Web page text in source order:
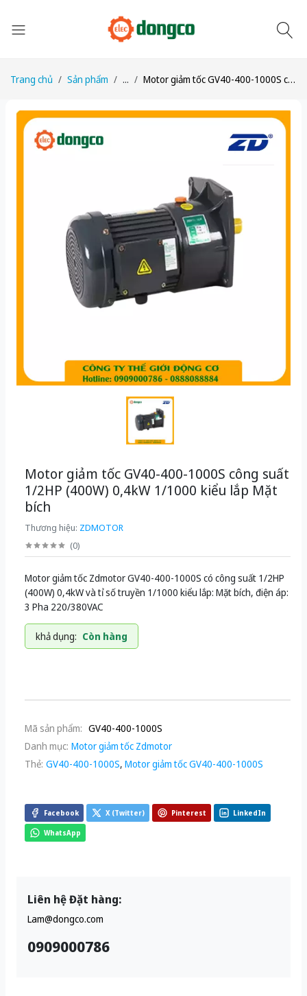
Trang chủ Sản phẩm ... Motor giảm tốc GV40-400-1000S công suất 1/2HP (400W) 0,4kW 1/1000 kiểu lắp Mặt bích
Motor giảm tốc GV40-400-1000S công suất
1/2HP (400W) 0,4kW 1/1000 kiểu lắp Mặt
bích
Thương hiệu: ZDMOTOR
(0)
Motor giảm tốc Zdmotor GV40-400-1000S có công suất 1/2HP
(400W) 0,4kW và tỉ số truyền 1/1000 kiểu lắp: Mặt bích, điện áp:
3 Pha 220/380VAC
khả dụng: Còn hàng
Mã sản phẩm: GV40-400-1000S
Danh mục: Motor giảm tốc Zdmotor
Thẻ: GV40-400-1000S, Motor giảm tốc GV40-400-1000S
Facebook X (Twitter) Pinterest LinkedIn
WhatsApp
Liên hệ Đặt hàng:
Lam@dongco.com
0909000786